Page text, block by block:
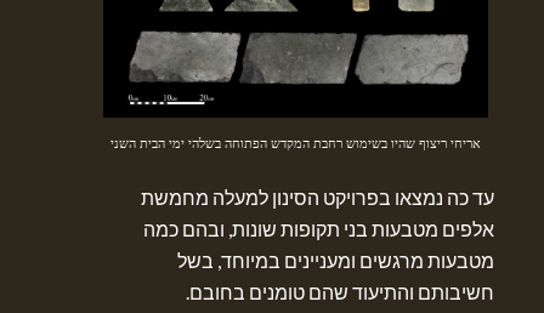
אריחי ריצוף שהיו בשימוש רחבת המקדש הפתוחה בשלהי ימי הבית השני
עד כה נמצאו בפרויקט הסינון למעלה מחמשת
אלפים מטבעות בני תקופות שונות, ובהם כמה
מטבעות מרגשים ומעניינים במיוחד, בשל
חשיבותם והתיעוד שהם טומנים בחובם.